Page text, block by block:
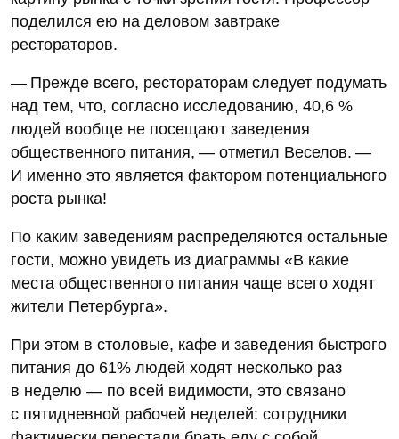
поделился ею на деловом завтраке
рестораторов.
— Прежде всего, рестораторам следует подумать
над тем, что, согласно исследованию, 40,6 %
людей вообще не посещают заведения
общественного питания, — отметил Веселов. —
И именно это является фактором потенциального
роста рынка!
По каким заведениям распределяются остальные
гости, можно увидеть из диаграммы «В какие
места общественного питания чаще всего ходят
жители Петербурга».
При этом в столовые, кафе и заведения быстрого
питания до 61% людей ходят несколько раз
в неделю — по всей видимости, это связано
с пятидневной рабочей неделей: сотрудники